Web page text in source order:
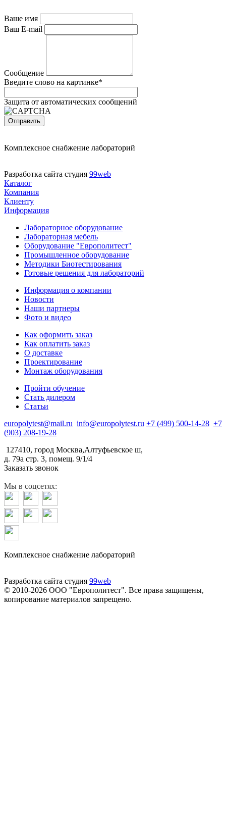
Ваше имя
Ваш E-mail
Сообщение
Введите слово на картинке*
Защита от автоматических сообщений
Комплексное снабжение лабораторий
Разработка сайта студия 99web
Каталог
Компания
Клиенту
Информация
Лабораторное оборудование
Лабораторная мебель
Оборудование "Европолитест"
Промышленное оборудование
Методики Биотестирования
Готовые решения для лабораторий
Информация о компании
Новости
Наши партнеры
Фото и видео
Как оформить заказ
Как оплатить заказ
О доставке
Проектирование
Монтаж оборудования
Пройти обучение
Стать дилером
Статьи
europolytest@mail.ru info@europolytest.ru +7 (499) 500-14-28 +7
(903) 208-19-28
127410, город Москва,Алтуфьевское ш,
д. 79а стр. 3, помещ. 9/1/4
Заказать звонок
Мы в соцсетях:
Комплексное снабжение лабораторий
Разработка сайта студия 99web
© 2010-2026 ООО "Европолитест". Все права защищены,
копирование материалов запрещено.